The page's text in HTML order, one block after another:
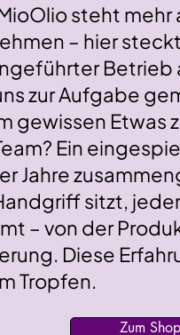
steht mehr
– hier
Betrieb
zur Aufgabe
gewissen Etwas
Ein
Jahre
sitzt,
– von der
Diese
Tropfen.
Zum Shop